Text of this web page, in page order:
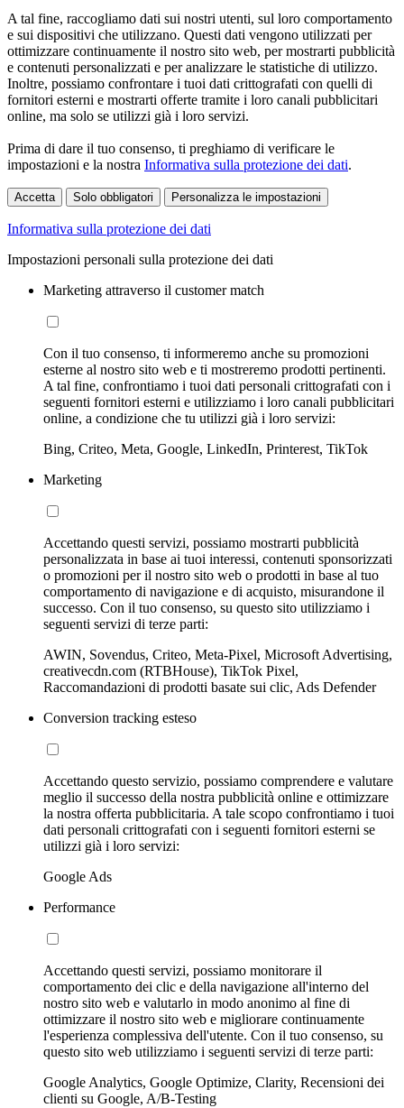
A tal fine, raccogliamo dati sui nostri utenti, sul loro comportamento
e sui dispositivi che utilizzano. Questi dati vengono utilizzati per
ottimizzare continuamente il nostro sito web, per mostrarti pubblicità
e contenuti personalizzati e per analizzare le statistiche di utilizzo.
Inoltre, possiamo confrontare i tuoi dati crittografati con quelli di
fornitori esterni e mostrarti offerte tramite i loro canali pubblicitari
online, ma solo se utilizzi già i loro servizi.
Prima di dare il tuo consenso, ti preghiamo di verificare le
impostazioni e la nostra Informativa sulla protezione dei dati.
Accetta Solo obbligatori Personalizza le impostazioni
Informativa sulla protezione dei dati
Impostazioni personali sulla protezione dei dati
Marketing attraverso il customer match
Con il tuo consenso, ti informeremo anche su promozioni
esterne al nostro sito web e ti mostreremo prodotti pertinenti.
A tal fine, confrontiamo i tuoi dati personali crittografati con i
seguenti fornitori esterni e utilizziamo i loro canali pubblicitari
online, a condizione che tu utilizzi già i loro servizi:
Bing, Criteo, Meta, Google, LinkedIn, Printerest, TikTok
Marketing
Accettando questi servizi, possiamo mostrarti pubblicità
personalizzata in base ai tuoi interessi, contenuti sponsorizzati
o promozioni per il nostro sito web o prodotti in base al tuo
comportamento di navigazione e di acquisto, misurandone il
successo. Con il tuo consenso, su questo sito utilizziamo i
seguenti servizi di terze parti:
AWIN, Sovendus, Criteo, Meta-Pixel, Microsoft Advertising,
creativecdn.com (RTBHouse), TikTok Pixel,
Raccomandazioni di prodotti basate sui clic, Ads Defender
Conversion tracking esteso
Accettando questo servizio, possiamo comprendere e valutare
meglio il successo della nostra pubblicità online e ottimizzare
la nostra offerta pubblicitaria. A tale scopo confrontiamo i tuoi
dati personali crittografati con i seguenti fornitori esterni se
utilizzi già i loro servizi:
Google Ads
Performance
Accettando questi servizi, possiamo monitorare il
comportamento dei clic e della navigazione all'interno del
nostro sito web e valutarlo in modo anonimo al fine di
ottimizzare il nostro sito web e migliorare continuamente
l'esperienza complessiva dell'utente. Con il tuo consenso, su
questo sito web utilizziamo i seguenti servizi di terze parti:
Google Analytics, Google Optimize, Clarity, Recensioni dei
clienti su Google, A/B-Testing